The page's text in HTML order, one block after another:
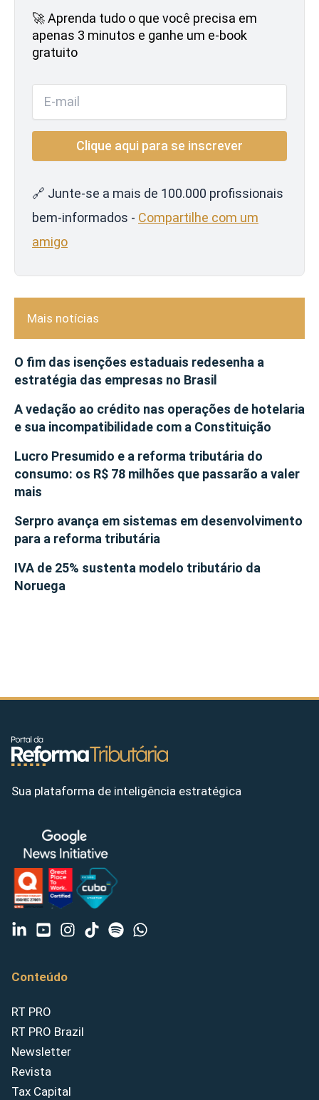
🚀 Aprenda tudo o que você precisa em
apenas 3 minutos e ganhe um e-book
gratuito
🔗 Junte-se a mais de 100.000 profissionais
bem-informados - Compartilhe com um
amigo
Mais notícias
O fim das isenções estaduais redesenha a
estratégia das empresas no Brasil
A vedação ao crédito nas operações de hotelaria
e sua incompatibilidade com a Constituição
Lucro Presumido e a reforma tributária do
consumo: os R$ 78 milhões que passarão a valer
mais
Serpro avança em sistemas em desenvolvimento
para a reforma tributária
IVA de 25% sustenta modelo tributário da
Noruega
Sua plataforma de inteligência estratégica
Conteúdo
RT PRO
RT PRO Brazil
Newsletter
Revista
Tax Capital